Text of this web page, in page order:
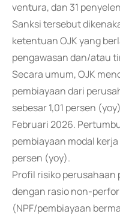
ventura, dan 31
Sanksi tersebut
ketentuan OJK yang
pengawasan dan/atau
Secara umum, OJK
pembiayaan dari
sebesar 1,01 persen
Februari 2026.
pembiayaan modal
persen (yoy).
Profil risiko perusahaan
dengan rasio non-
(NPF/pembiayaan